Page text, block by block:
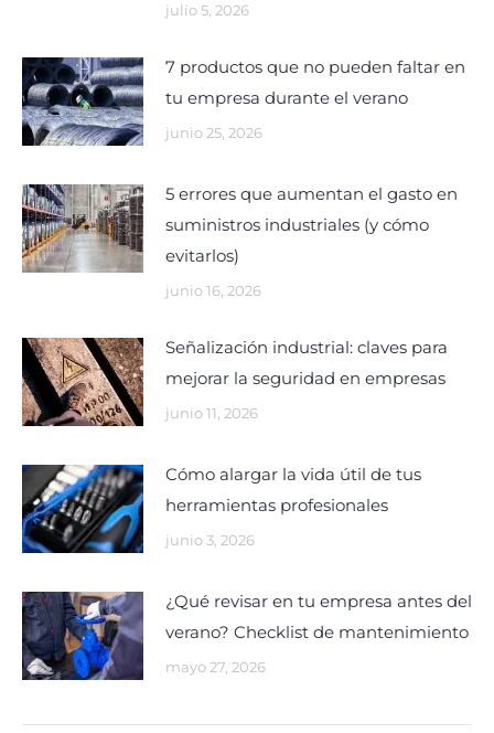
julio 5, 2026
7 productos que no pueden faltar en
tu empresa durante el verano
junio 25, 2026
5 errores que aumentan el gasto en
suministros industriales (y cómo
evitarlos)
junio 16, 2026
Señalización industrial: claves para
mejorar la seguridad en empresas
junio 11, 2026
Cómo alargar la vida útil de tus
herramientas profesionales
junio 3, 2026
¿Qué revisar en tu empresa antes del
verano? Checklist de mantenimiento
mayo 27, 2026